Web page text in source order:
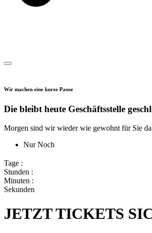
Wir machen eine kurze Pause
Die bleibt heute Geschäftsstelle
Morgen sind wir wieder wie gewohnt für Sie
Nur Noch
Tage :
Stunden :
Minuten :
Sekunden
JETZT TICKETS